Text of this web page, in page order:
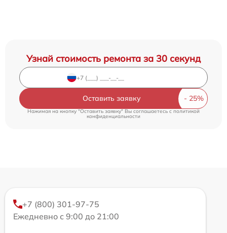
Узнай стоимость ремонта за 30 секунд
Оставить заявку
Нажимая на кнопку "Оставить заявку" Вы соглашаетесь cполитикой
конфиденциальности
+7 (800) 301-97-75
Ежедневно с 9:00 до 21:00